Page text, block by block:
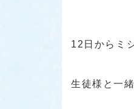
12日からミ
生徒様と一